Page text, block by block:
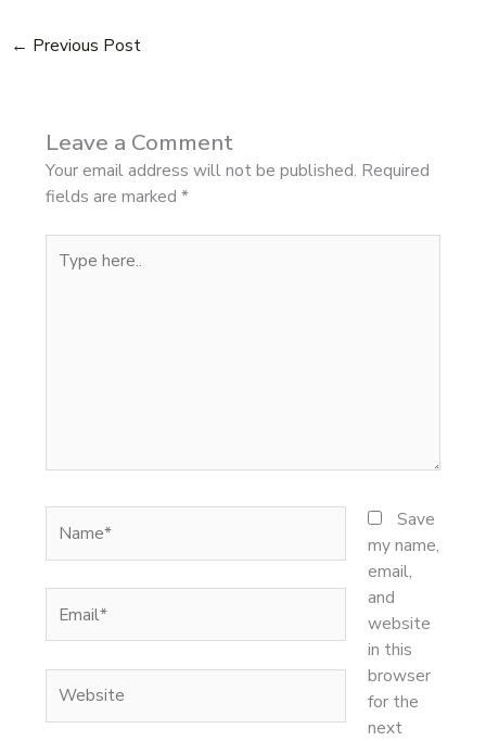
← Previous Post
Leave a Comment
Your email address will not be published. Required
fields are marked *
here..
Save
my name,
email,
and
website
in this
browser
for the
next